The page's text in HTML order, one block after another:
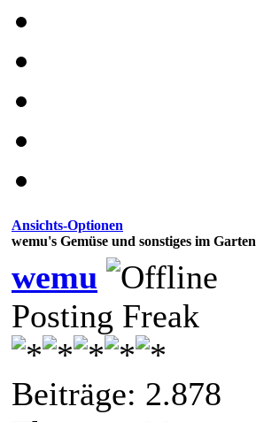
Ansichts-Optionen
wemu's Gemüse und sonstiges im Garten
wemu
Posting Freak
Beiträge: 2.878